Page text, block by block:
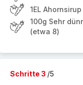
1EL Ahornsirup
100g Sehr
(etwa 8)
Schritte 3 /5